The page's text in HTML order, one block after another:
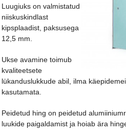
Luugiuks on valmistatud
niiskuskindlast
kipsplaadist, paksusega
12,5 mm.
Ukse avamine toimub
kvaliteetsete
lükanduslukkude abil, ilma
kasutamata.
Peidetud hing on peidetud
luukide paigaldamist ja hoiab ära